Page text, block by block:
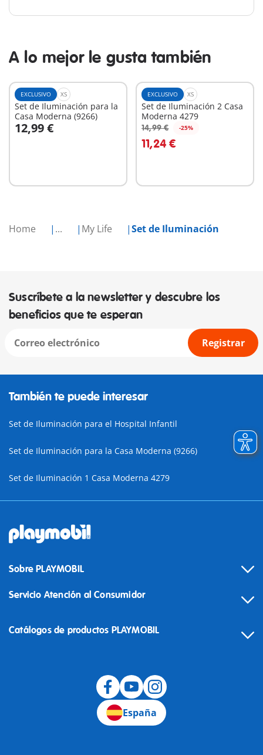
Home ... My Life Set de Iluminación
A lo mejor le gusta también
EXCLUSIVO XS
Set de Iluminación para la
Casa Moderna (9266)
12,99 €
A la cesta
EXCLUSIVO XS
Set de Iluminación 2 Casa
Moderna 4279
14,99 € -25%
11,24 €
A la cesta
Suscríbete a la newsletter y descubre los
beneficios que te esperan
Registrar
También te puede interesar
Set de Iluminación para el Hospital Infantil
Set de Iluminación para la Casa Moderna (9266)
Set de Iluminación 1 Casa Moderna 4279
Sobre PLAYMOBIL
Servicio Atención al Consumidor
Catálogos de productos PLAYMOBIL
España